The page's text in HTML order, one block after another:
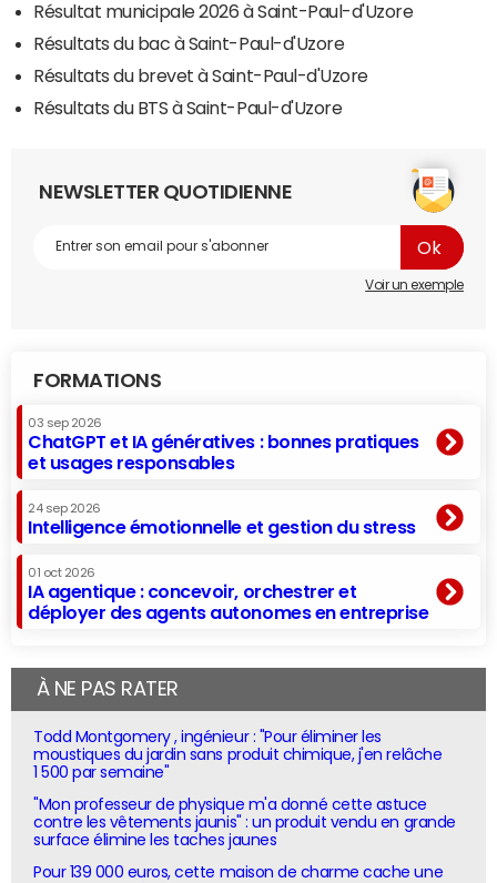
Résultat municipale 2026 à Saint-Paul-d'Uzore
Résultats du bac à Saint-Paul-d'Uzore
Résultats du brevet à Saint-Paul-d'Uzore
Résultats du BTS à Saint-Paul-d'Uzore
NEWSLETTER QUOTIDIENNE
Voir un exemple
FORMATIONS
03 sep 2026
ChatGPT et IA génératives : bonnes pratiques
et usages responsables
24 sep 2026
Intelligence émotionnelle et gestion du stress
01 oct 2026
IA agentique : concevoir, orchestrer et
déployer des agents autonomes en entreprise
À NE PAS RATER
Todd Montgomery , ingénieur : "Pour éliminer les
moustiques du jardin sans produit chimique, j'en relâche
1 500 par semaine"
"Mon professeur de physique m'a donné cette astuce
contre les vêtements jaunis" : un produit vendu en grande
surface élimine les taches jaunes
Pour 139 000 euros, cette maison de charme cache une